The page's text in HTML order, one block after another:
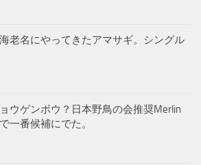
老名にやってきたアマサギ。シングル
ウゲンボウ？日本野鳥の会推奨Merlin
一番候補にでた。